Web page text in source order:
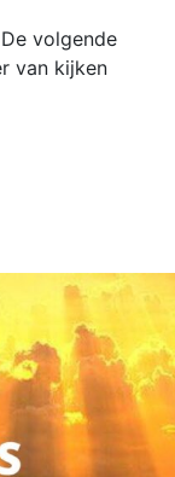
volgende
van kijken
| Om